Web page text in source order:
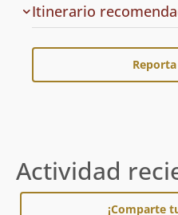
Cuál
es
Itinerario
Actividad
¡Comparte